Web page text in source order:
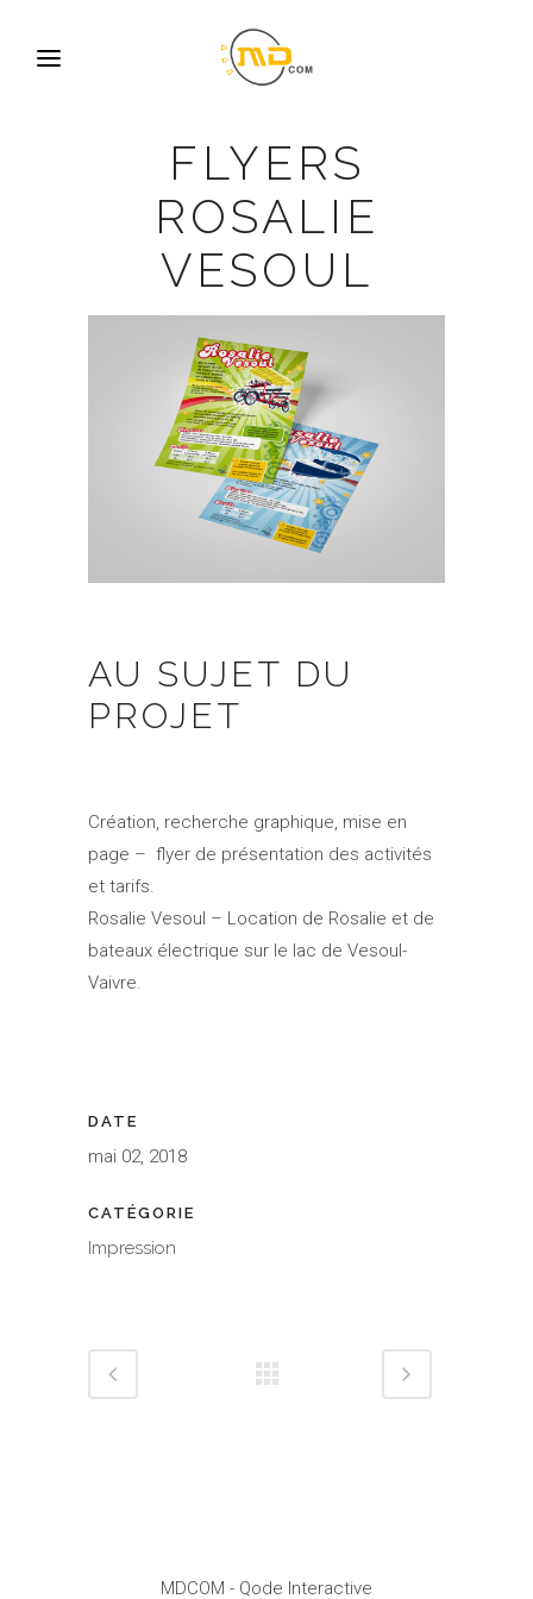
FLYERS
ROSALIE
VESOUL
AU SUJET DU
PROJET
Création, recherche graphique, mise en
page – flyer de présentation des activités
et tarifs.
Rosalie Vesoul – Location de Rosalie et de
bateaux électrique sur le lac de Vesoul-
Vaivre.
DATE
mai 02, 2018
CATÉGORIE
Impression
MDCOM - Qode Interactive